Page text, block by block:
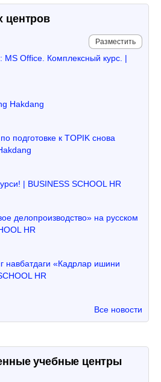
центров
Разместить
MS Office. Комплексный курс. |
Hakdang
подготовке к TOPIK снова
| BUSINESS SCHOOL HR
делопроизводство» на русском
HR
навбатдаги «Кадрлар ишини
HR
Все новости
учебные центры